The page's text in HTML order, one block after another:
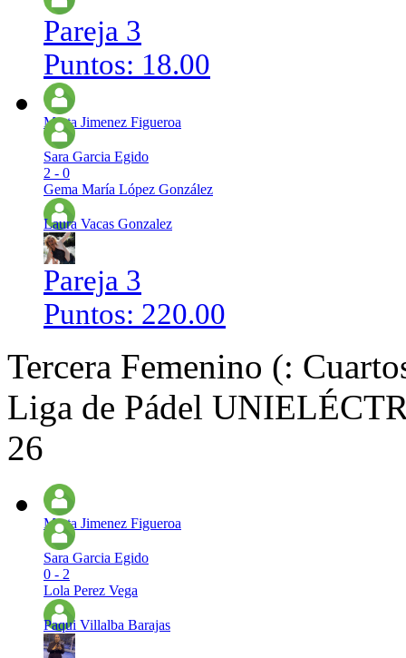
Pareja 3
Puntos: 18.00
Marta Jimenez Figueroa
Sara Garcia Egido
2 - 0
Gema María López González
Laura Vacas Gonzalez
Pareja 3
Puntos: 220.00
Tercera Femenino (:
Liga de Pádel
26
Marta Jimenez Figueroa
Sara Garcia Egido
0 - 2
Lola Perez Vega
Paqui Villalba Barajas